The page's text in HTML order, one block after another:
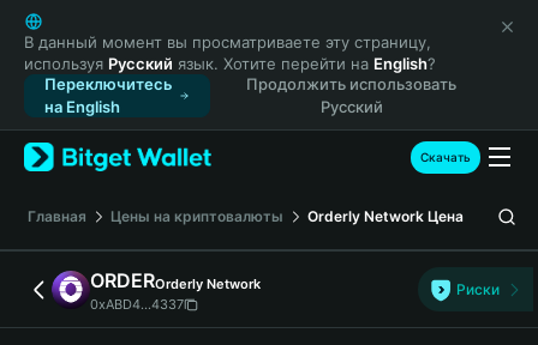
English
日本語
Tiếng Việt
Русский
Español (Latinoamérica)
Türkçe
Français
Deutsch
简体中文
繁體中文
Português (Portugal)
В данный момент вы просматриваете эту страницу,
используя Русский язык. Хотите перейти на English?
Переключитесь
на English
Продолжить использовать
Русский
Скачать
Главная Цены на криптовалюты Orderly Network Цена
ORDEROrderly Network
0xABD4...4337
Риски